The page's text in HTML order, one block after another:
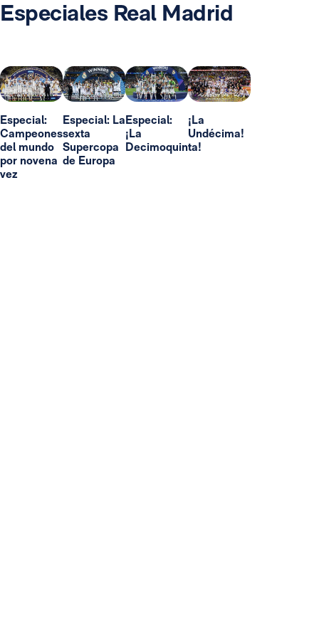
Especiales Real Madrid
Especial:
Campeones
del mundo
por novena
vez
Especial: La
sexta
Supercopa
de Europa
Especial:
¡La
Decimoquinta!
¡La
Undécima!